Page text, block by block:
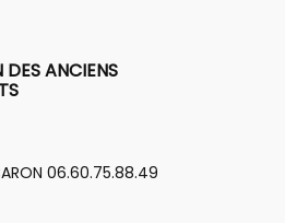
ANCIENS
06.60.75.88.49